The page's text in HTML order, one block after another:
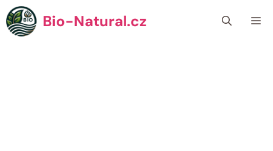
Přeskočit
na
obsah
Bio-Natural.cz